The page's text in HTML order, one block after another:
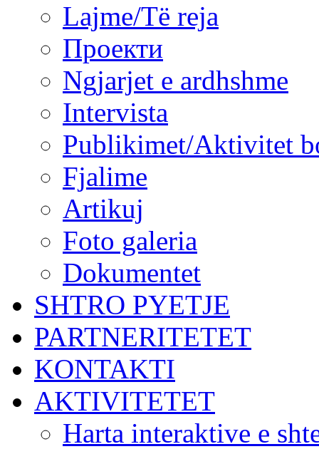
Lajme/Të reja
Проекти
Ngjarjet e ardhshme
Intervista
Publikimet/Aktivitet
Fjalime
Artikuj
Foto galeria
Dokumentet
SHTRO PYETJE
PARTNERITETET
KONTAKTI
AKTIVITETET
Harta interaktive e